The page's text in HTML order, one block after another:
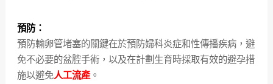
預防：
預防輸卵管堵塞的關鍵在於預防婦科炎症和性傳播疾病，避
免不必要的盆腔手術，以及在計劃生育時採取有效的避孕措
施以避免人工流產。